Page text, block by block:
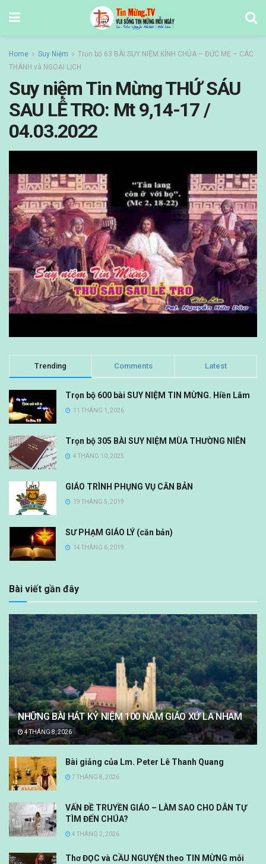
Home Suy Niệm
Trọn bộ 63 BÀI SUY NIỆM KÍNH CHÚA – ĐỨC MẸ – CÁC
THÁNH và NGOẠI LỊCH
Suy niệm Tin Mừng THỨ SÁU
SAU LỄ TRO: Mt 9,14-17 /
04.03.2022
Trending Comments Latest
Trọn bộ 600 bài SUY NIỆM TIN MỪNG. Hiền Lâm
11 THÁNG 1, 2026
Trọn bộ 305 BÀI SUY NIỆM MÙA THƯỜNG NIÊN
4 THÁNG 10, 2025
GIÁO TRÌNH PHỤNG VỤ CĂN BẢN
19 THÁNG 5, 2019
SƯ PHẠM GIÁO LÝ (căn bản)
14 THÁNG 6, 2019
Bài viết gần đây
NHỮNG BÀI HÁT KỶ NIỆM 100 NĂM GIÁO XỨ LA NHAM
4 THÁNG 8, 2026
Bài giảng của Lm. Peter Lê Thanh Quang
7 THÁNG 8, 2026
VẤN ĐỀ TRUYỀN GIÁO – LÀM SAO CHO DÂN TỰ
TÌM ĐẾN CHÚA?
4 THÁNG 2, 2026
Thơ ĐỌC và CẦU NGUYỆN theo TIN MỪNG mỗi